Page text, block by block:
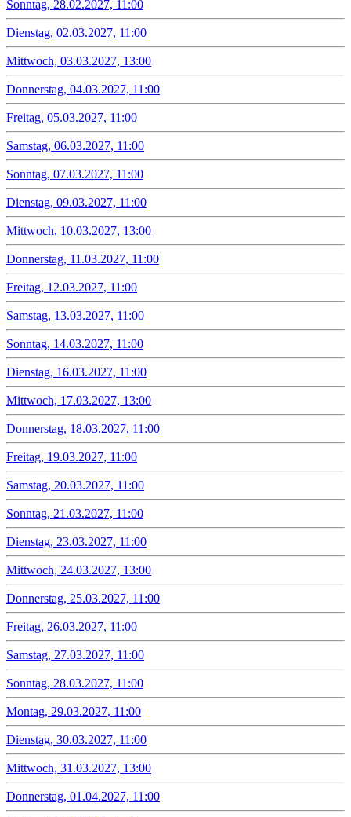
Sonntag, 28.02.2027, 11:00
Dienstag, 02.03.2027, 11:00
Mittwoch, 03.03.2027, 13:00
Donnerstag, 04.03.2027, 11:00
Freitag, 05.03.2027, 11:00
Samstag, 06.03.2027, 11:00
Sonntag, 07.03.2027, 11:00
Dienstag, 09.03.2027, 11:00
Mittwoch, 10.03.2027, 13:00
Donnerstag, 11.03.2027, 11:00
Freitag, 12.03.2027, 11:00
Samstag, 13.03.2027, 11:00
Sonntag, 14.03.2027, 11:00
Dienstag, 16.03.2027, 11:00
Mittwoch, 17.03.2027, 13:00
Donnerstag, 18.03.2027, 11:00
Freitag, 19.03.2027, 11:00
Samstag, 20.03.2027, 11:00
Sonntag, 21.03.2027, 11:00
Dienstag, 23.03.2027, 11:00
Mittwoch, 24.03.2027, 13:00
Donnerstag, 25.03.2027, 11:00
Freitag, 26.03.2027, 11:00
Samstag, 27.03.2027, 11:00
Sonntag, 28.03.2027, 11:00
Montag, 29.03.2027, 11:00
Dienstag, 30.03.2027, 11:00
Mittwoch, 31.03.2027, 13:00
Donnerstag, 01.04.2027, 11:00